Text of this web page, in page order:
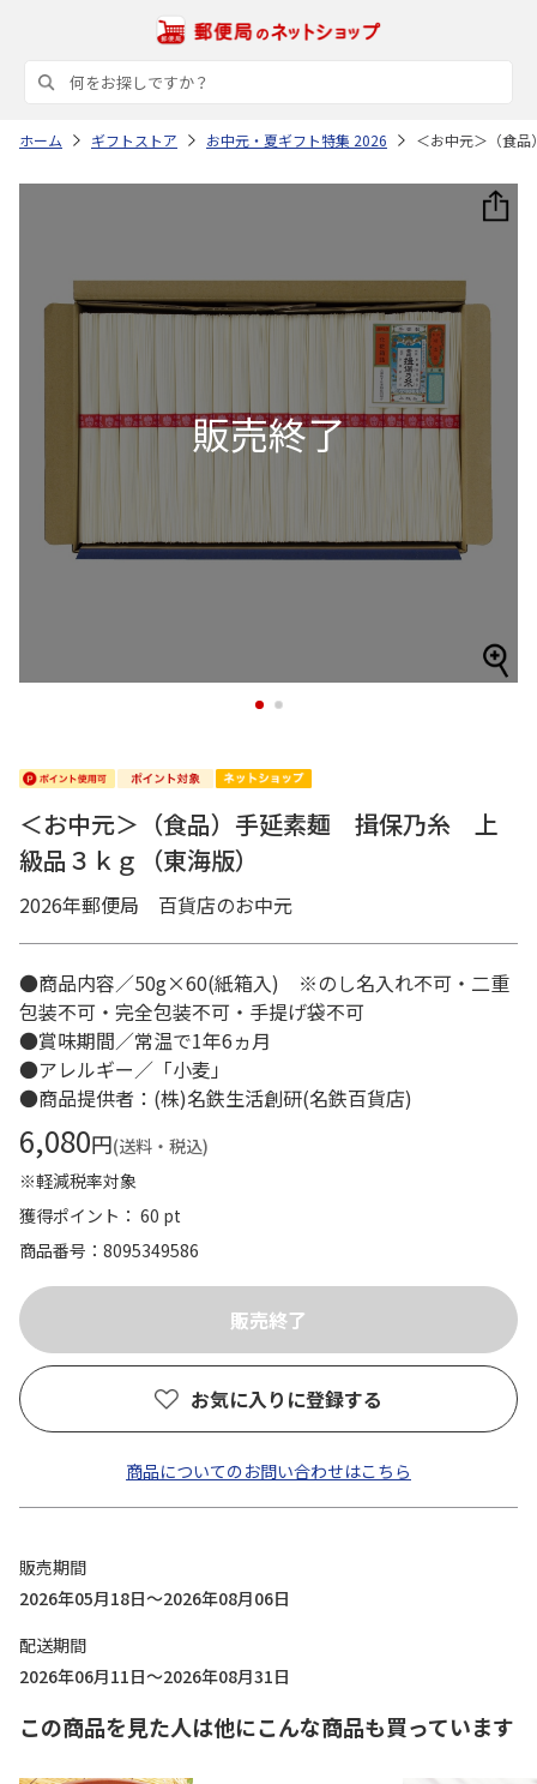
ホーム ギフトストア お中元・夏ギフト特集 2026 ＜お中元＞（食
1 2
＜お中元＞（食品）手延素麺 揖保乃糸 上
級品３ｋｇ（東海版）
2026年郵便局 百貨店のお中元
●商品内容／50g×60(紙箱入) ※のし名入れ不可・二重
包装不可・完全包装不可・手提げ袋不可
●賞味期間／常温で1年6ヵ月
●アレルギー／「小麦」
●商品提供者：(株)名鉄生活創研(名鉄百貨店)
6,080円(送料・税込)
※軽減税率対象
獲得ポイント： 60 pt
商品番号
8095349586
お気に入りに登録する
商品についてのお問い合わせはこちら
販売期間
2026年05月18日～2026年08月06日
配送期間
2026年06月11日～2026年08月31日
この商品を見た人は他にこんな商品も買っています